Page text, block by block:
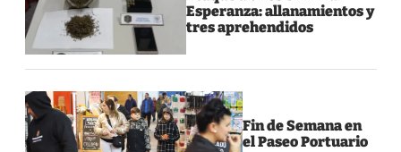
Esperanza: allanamientos y
tres aprehendidos
Fin de Semana en
el Paseo Portuario